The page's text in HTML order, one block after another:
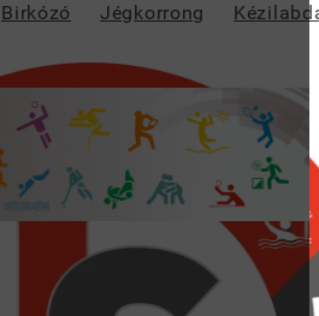
Birkózó Jégkorrong